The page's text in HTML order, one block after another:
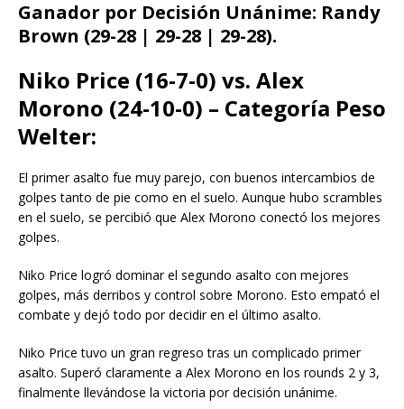
Ganador por Decisión Unánime: Randy
Brown (29-28 | 29-28 | 29-28).
Niko Price (16-7-0) vs. Alex
Morono (24-10-0) – Categoría Peso
Welter:
El primer asalto fue muy parejo, con buenos intercambios de
golpes tanto de pie como en el suelo. Aunque hubo scrambles
en el suelo, se percibió que Alex Morono conectó los mejores
golpes.
Niko Price logró dominar el segundo asalto con mejores
golpes, más derribos y control sobre Morono. Esto empató el
combate y dejó todo por decidir en el último asalto.
Niko Price tuvo un gran regreso tras un complicado primer
asalto. Superó claramente a Alex Morono en los rounds 2 y 3,
finalmente llevándose la victoria por decisión unánime.